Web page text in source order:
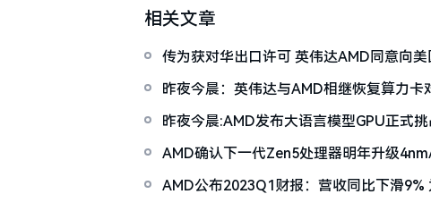
相关文章
传为获对华出口许可 英伟达AMD同意向
15%销售收入
昨夜今晨：英伟达与AMD相继恢复算力卡
X70手机发布
昨夜今晨:AMD发布大语言模型GPU正式
与华为在多项前沿技术上开展合作
AMD确认下一代Zen5处理器明年升级
AMD公布2023Q1财报：营收同比下滑9%